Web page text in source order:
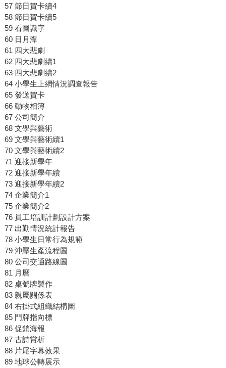
57 節日賀卡續4
58 節日賀卡續5
59 看圖識字
60 日月潭
61 四大悲劇
62 四大悲劇續1
63 四大悲劇續2
64 小學生上網情況調查報告
65 發送賀卡
66 動物相簿
67 公司簡介
68 文學與藝術
69 文學與藝術續1
70 文學與藝術續2
71 迎接新學年
72 迎接新學年續
73 迎接新學年續2
74 企業簡介1
75 企業簡介2
76 員工培訓計劃設計方案
77 出勤情況統計報告
78 小學生日常行為規範
79 沖壓生產流程圖
80 公司交通路線圖
81 月曆
82 桌號牌製作
83 親屬關係表
84 右掛式組織結構圖
85 門牌指向標
86 促銷海報
87 古詩賞析
88 片尾字幕效果
89 地球公轉展示